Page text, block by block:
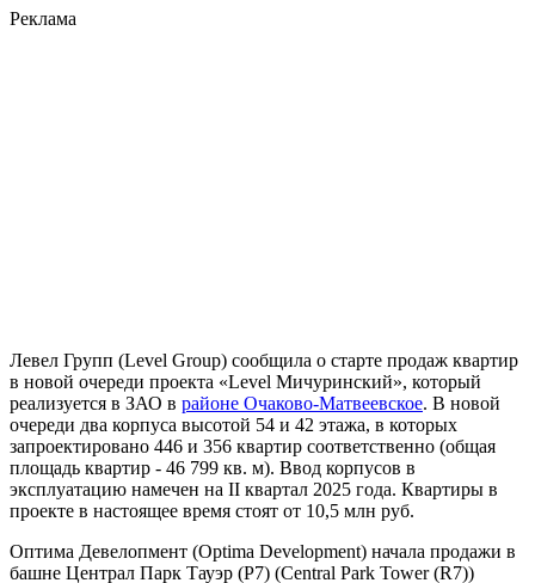
Реклама
Левел Групп (Level Group) сообщила о старте продаж квартир
в новой очереди проекта «Level Мичуринский», который
реализуется в ЗАО в районе Очаково-Матвеевское. В новой
очереди два корпуса высотой 54 и 42 этажа, в которых
запроектировано 446 и 356 квартир соответственно (общая
площадь квартир - 46 799 кв. м). Ввод корпусов в
эксплуатацию намечен на II квартал 2025 года. Квартиры в
проекте в настоящее время стоят от 10,5 млн руб.
Оптима Девелопмент (Optima Development) начала продажи в
башне Централ Парк Тауэр (Р7) (Central Park Tower (R7))